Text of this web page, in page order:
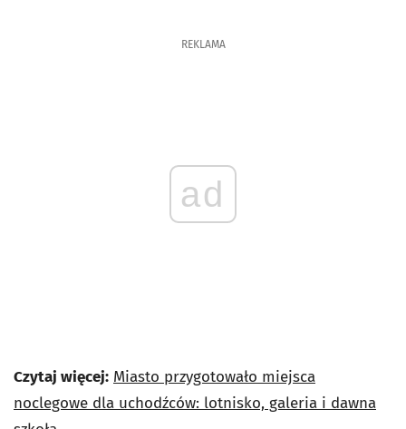
REKLAMA
ad
Czytaj więcej: Miasto przygotowało miejsca
noclegowe dla uchodźców: lotnisko, galeria i dawna